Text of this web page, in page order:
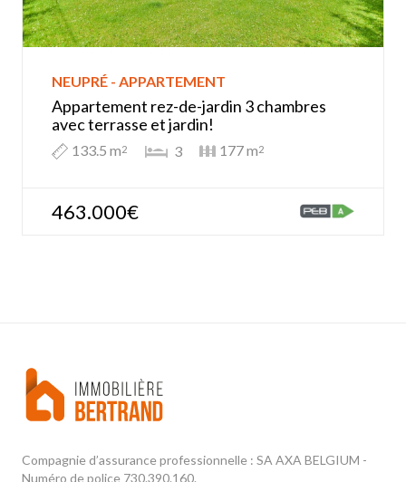
NEUPRÉ - APPARTEMENT
Appartement rez-de-jardin 3 chambres
avec terrasse et jardin!
133.5 m2 3 177 m2
463.000€
Compagnie d’assurance professionnelle : SA AXA BELGIUM -
Numéro de police 730.390.160.